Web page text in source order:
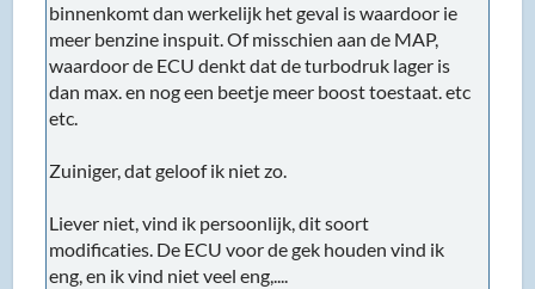
binnenkomt dan werkelijk het geval is waardoor ie
meer benzine inspuit. Of misschien aan de MAP,
waardoor de ECU denkt dat de turbodruk lager is
dan max. en nog een beetje meer boost toestaat. etc
etc.
Zuiniger, dat geloof ik niet zo.
Liever niet, vind ik persoonlijk, dit soort
modificaties. De ECU voor de gek houden vind ik
eng, en ik vind niet veel eng,....